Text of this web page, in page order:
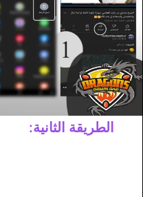
الطريقة الثانية: